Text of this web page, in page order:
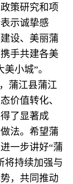
策研究和项
示诚挚感
设、美丽蒲
手共建各美
小城”。
蒲江县蒲江
价值转化、
了显著成
法。希望蒲
一步讲好“蒲
将持续加强与
，共同推动